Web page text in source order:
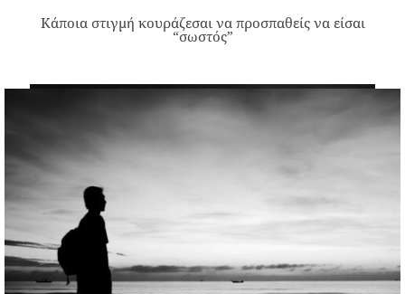
Κάποια στιγμή κουράζεσαι να προσπαθείς να είσαι
“σωστός”